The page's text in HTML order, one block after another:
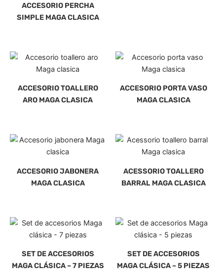
ACCESORIO PERCHA
SIMPLE MAGA CLASICA
ACCESORIO TOALLERO
ARO MAGA CLASICA
ACCESORIO PORTA VASO
MAGA CLASICA
ACCESORIO JABONERA
MAGA CLASICA
ACESSORIO TOALLERO
BARRAL MAGA CLASICA
SET DE ACCESORIOS
MAGA CLÁSICA – 7 PIEZAS
SET DE ACCESORIOS
MAGA CLÁSICA – 5 PIEZAS